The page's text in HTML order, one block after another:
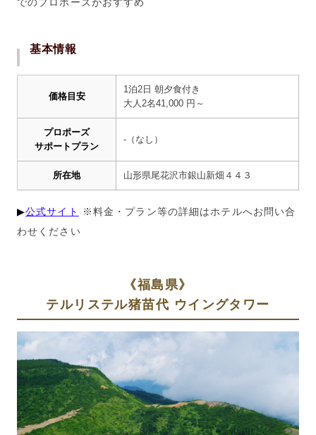
基本情報
価格目安
1泊2日 朝夕食付き
大人 2名41,000 円～
プロポーズ
サポートプラン
- （なし）
所在地 山形県尾花沢市銀山新畑４４３
▶︎公式サイト
※料金・プラン等の詳細はホテルへお問い合
わせください
《福島県》
テルリステル猪苗代 ウイングタワー